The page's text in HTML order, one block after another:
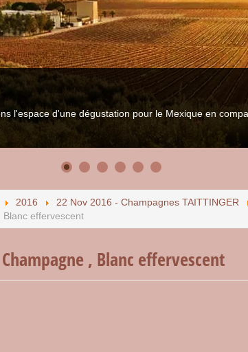
l'espace d'une dégustation pour le Mexique en
2016
22 Nov 2016 - Champagnes TAITTINGER
Blanc effervescent
, Blanc effervescent